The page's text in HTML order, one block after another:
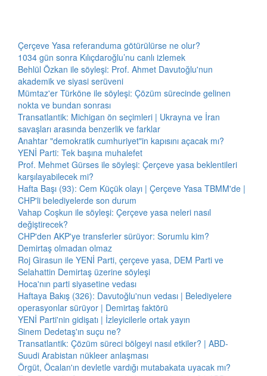
Çerçeve Yasa referanduma götürülürse ne olur?
1034 gün sonra Kılıçdaroğlu’nu canlı izlemek
Behlül Özkan ile söyleşi: Prof. Ahmet Davutoğlu'nun
akademik ve siyasi serüveni
Mümtaz'er Türköne ile söyleşi: Çözüm sürecinde gelinen
nokta ve bundan sonrası
Transatlantik: Michigan ön seçimleri | Ukrayna ve İran
savaşları arasında benzerlik ve farklar
Anahtar "demokratik cumhuriyet"in kapısını açacak mı?
YENİ Parti: Tek başına muhalefet
Prof. Mehmet Gürses ile söyleşi: Çerçeve yasa beklentileri
karşılayabilecek mi?
Hafta Başı (93): Cem Küçük olayı | Çerçeve Yasa TBMM'de |
CHP'li belediyelerde son durum
Vahap Coşkun ile söyleşi: Çerçeve yasa neleri nasıl
değiştirecek?
CHP'den AKP'ye transferler sürüyor: Sorumlu kim?
Demirtaş olmadan olmaz
Roj Girasun ile YENİ Parti, çerçeve yasa, DEM Parti ve
Selahattin Demirtaş üzerine söyleşi
Hoca'nın parti siyasetine vedası
Haftaya Bakış (326): Davutoğlu'nun vedası | Belediyelere
operasyonlar sürüyor | Demirtaş faktörü
YENİ Parti'nin gidişatı | İzleyicilerle ortak yayın
Sinem Dedetaş'ın suçu ne?
Transatlantik: Çözüm süreci bölgeyi nasıl etkiler? | ABD-
Suudi Arabistan nükleer anlaşması
Örgüt, Öcalan'ın devletle vardığı mutabakata uyacak mı?